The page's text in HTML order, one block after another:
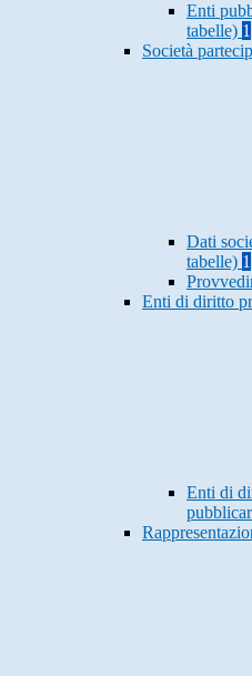
Enti
tabelle) 1
Società
Dati
tabelle) 1
Enti di diritto
Enti di